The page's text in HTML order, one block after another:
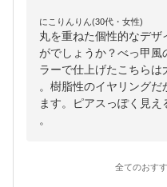
にこりんりん(30代・女性)
丸を重ねた個性的なデ
がでしょうか？べっ甲風
ラーで仕上げたこちらは
。樹脂性のイヤリングだ
ます。ピアスっぽく見
。
全てのおす